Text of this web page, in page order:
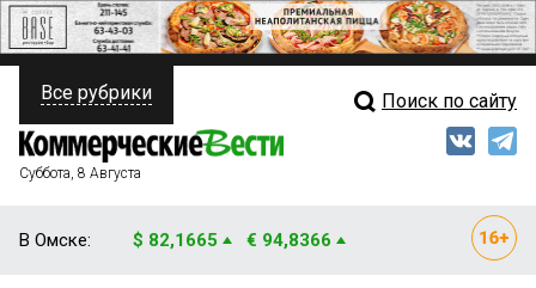
ПОЛИТИКА
ФИНАНСЫ
Свежий выпуск
Все рубрики Поиск по сайту
Суббота, 8 Августа
В Омске: $ 82,1665 € 94,8366